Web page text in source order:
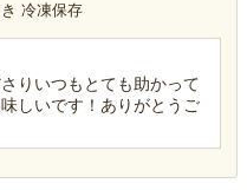
冷凍保存
りいつもとても助かって
しいです！ありがとうご